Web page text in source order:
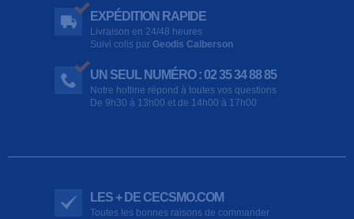
EXPÉDITION RAPIDE
Livraison en 24/48 heures
Suivi colis par Geodis Calberson
UN SEUL NUMÉRO : 02 35 34 88 85
Notre hotline répond à toutes vos questions
De 9h30 à 13h00 et de 14h00 à 17h00
LES + DE CECSMO.COM
Toutes les bonnes raisons de commander